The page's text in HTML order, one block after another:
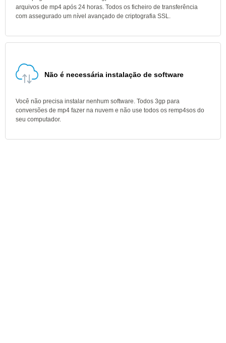
arquivos de mp4 após 24 horas. Todos os ficheiro de transferência
com assegurado um nível avançado de criptografia SSL.
Não é necessária instalação de software
Você não precisa instalar nenhum software. Todos 3gp para
conversões de mp4 fazer na nuvem e não use todos os remp4sos do
seu computador.